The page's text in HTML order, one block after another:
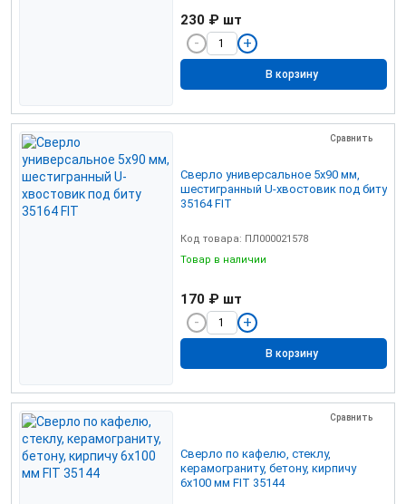
230 ₽ шт
В корзину
Сравнить
Сверло универсальное 5х90 мм,
шестигранный U-хвостовик под биту
35164 FIT
Код товара: ПЛ000021578
Товар в наличии
170 ₽ шт
В корзину
Сравнить
Сверло по кафелю, стеклу,
керамограниту, бетону, кирпичу
6х100 мм FIT 35144